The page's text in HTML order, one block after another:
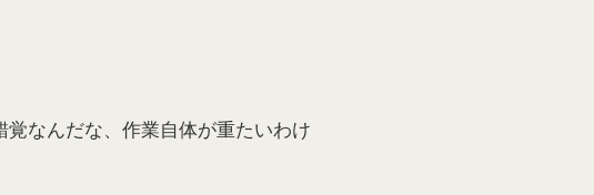
なんだな、作業自体が重たいわけ